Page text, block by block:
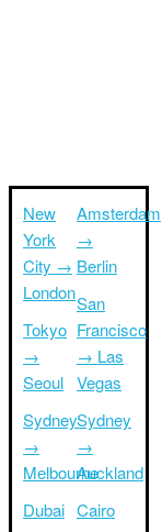
New
York
City →
London
Tokyo
→
Seoul
Sydney
→
Melbourne
Dubai
Amsterdam
→
Berlin
San
Francisco
→ Las
Vegas
Sydney
→
Auckland
Cairo